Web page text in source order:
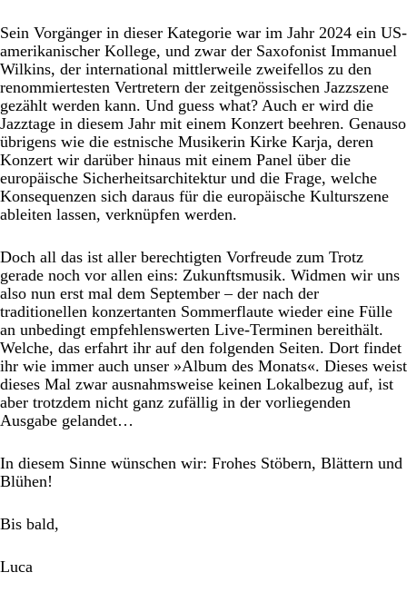
Sein Vorgänger in dieser Kategorie war im Jahr 2024 ein US-
amerikanischer Kollege, und zwar der Saxofonist Immanuel
Wilkins, der international mittlerweile zweifellos zu den
renommiertesten Vertretern der zeitgenössischen Jazzszene
gezählt werden kann. Und guess what? Auch er wird die
Jazztage in diesem Jahr mit einem Konzert beehren. Genauso
übrigens wie die estnische Musikerin Kirke Karja, deren
Konzert wir darüber hinaus mit einem Panel über die
europäische Sicherheitsarchitektur und die Frage, welche
Konsequenzen sich daraus für die europäische Kulturszene
ableiten lassen, verknüpfen werden.
Doch all das ist aller berechtigten Vorfreude zum Trotz
gerade noch vor allen eins: Zukunftsmusik. Widmen wir uns
also nun erst mal dem September – der nach der
traditionellen konzertanten Sommerflaute wieder eine Fülle
an unbedingt empfehlenswerten Live-Terminen bereithält.
Welche, das erfahrt ihr auf den folgenden Seiten. Dort findet
ihr wie immer auch unser »Album des Monats«. Dieses weist
dieses Mal zwar ausnahmsweise keinen Lokalbezug auf, ist
aber trotzdem nicht ganz zufällig in der vorliegenden
Ausgabe gelandet…
In diesem Sinne wünschen wir: Frohes Stöbern, Blättern und
Blühen!
Bis bald,
Luca